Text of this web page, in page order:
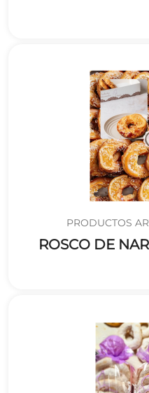
PRODUCTOS
ROSCO DE